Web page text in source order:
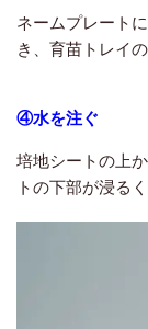
ネームプレート
き、育苗トレイ
④水を注ぐ
培地シートの上
トの下部が浸る